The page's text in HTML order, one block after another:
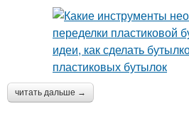
читать дальше →